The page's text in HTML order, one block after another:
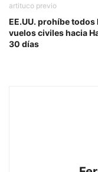
artituco previo
EE.UU. prohíbe todos
vuelos civiles hacia
30 días